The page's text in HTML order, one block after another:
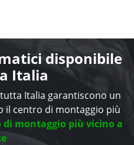
disponibile
Italia
Italia garantiscono un
il centro di montaggio più
di montaggio più vicino a